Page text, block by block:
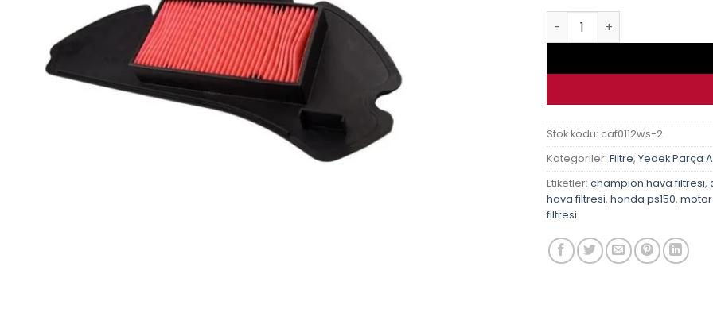
Honda Sh 150 01-12
Stok kodu: caf0112ws-2
Kategoriler: Filtre, Yedek Parça
Etiketler: champion hava filtresi,
hava filtresi, honda ps150,
filtresi